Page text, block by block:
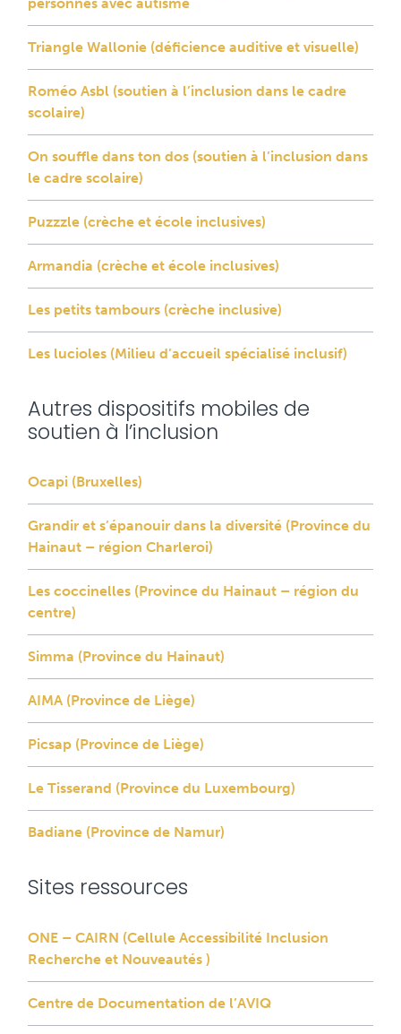
Triangle Wallonie (déficience auditive et visuelle)
Roméo Asbl (soutien à l’inclusion dans le cadre
scolaire)
On souffle dans ton dos (soutien à l’inclusion dans
le cadre scolaire)
Puzzzle (crèche et école inclusives)
Armandia (crèche et école inclusives)
Les petits tambours (crèche inclusive)
Les lucioles (Milieu d’accueil spécialisé inclusif)
Autres dispositifs mobiles de
soutien à l’inclusion
Ocapi (Bruxelles)
Grandir et s’épanouir dans la diversité (Province du
Hainaut – région Charleroi)
Les coccinelles (Province du Hainaut – région du
centre)
Simma (Province du Hainaut)
AIMA (Province de Liège)
Picsap (Province de Liège)
Le Tisserand (Province du Luxembourg)
Badiane (Province de Namur)
Sites ressources
ONE – CAIRN (Cellule Accessibilité Inclusion
Recherche et Nouveautés )
Centre de Documentation de l’AVIQ